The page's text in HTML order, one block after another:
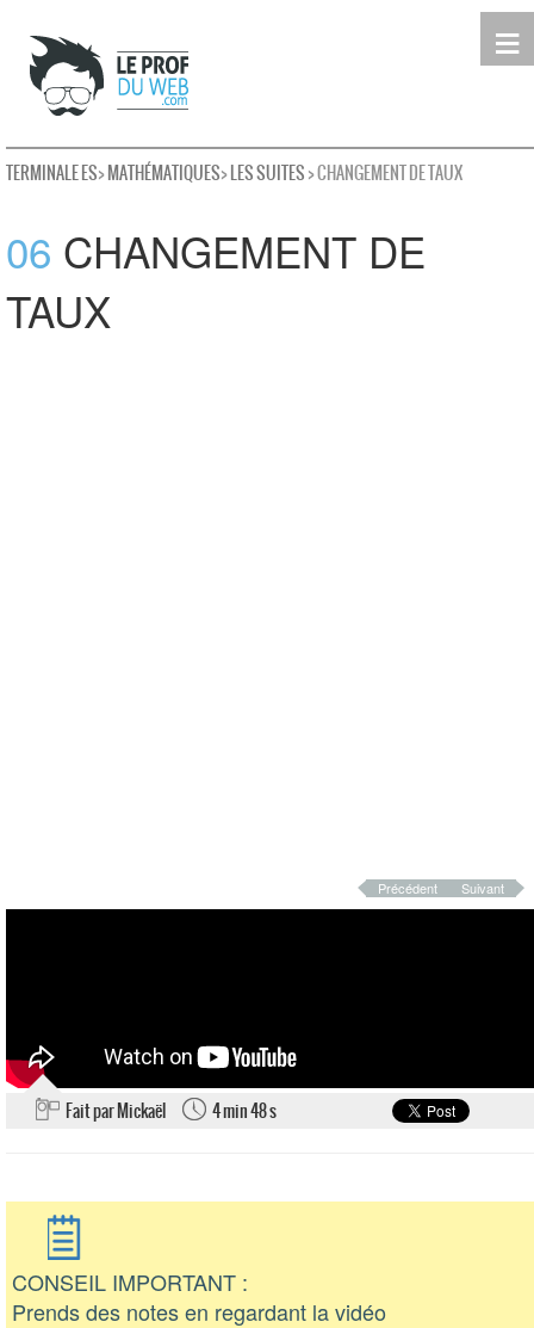
≡
leProfDuWeb
Seconde
Première
Terminale
Rechercher
TERMINALE ES>MATHÉMATIQUES>LES SUITES> CHANGEMENT DE TAUX
06 CHANGEMENT DE
TAUX
Précédent Suivant
Fait par Mickaël 4 min 48 s
CONSEIL IMPORTANT :
Prends des notes en regardant la vidéo